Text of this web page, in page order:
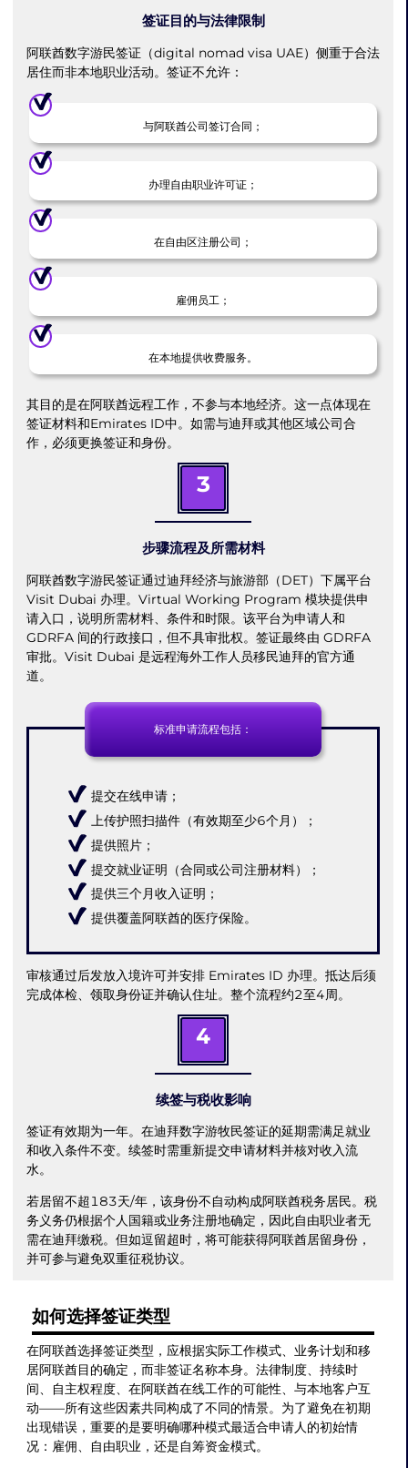
签证目的与法律限制
阿联酋数字游民签证（digital nomad visa UAE）侧重于合法
居住而非本地职业活动。签证不允许：
与阿联酋公司签订合同；
办理自由职业许可证；
在自由区注册公司；
雇佣员工；
在本地提供收费服务。
其目的是在阿联酋远程工作，不参与本地经济。这一点体现在
签证材料和Emirates ID中。如需与迪拜或其他区域公司合
作，必须更换签证和身份。
3
步骤流程及所需材料
阿联酋数字游民签证通过迪拜经济与旅游部（DET）下属平台
Visit Dubai 办理。Virtual Working Program 模块提供申
请入口，说明所需材料、条件和时限。该平台为申请人和
GDRFA 间的行政接口，但不具审批权。签证最终由 GDRFA
审批。Visit Dubai 是远程海外工作人员移民迪拜的官方通
道。
标准申请流程包括：
提交在线申请；
上传护照扫描件（有效期至少6个月）；
提供照片；
提交就业证明（合同或公司注册材料）；
提供三个月收入证明；
提供覆盖阿联酋的医疗保险。
审核通过后发放入境许可并安排 Emirates ID 办理。抵达后须
完成体检、领取身份证并确认住址。整个流程约2至4周。
4
续签与税收影响
签证有效期为一年。在迪拜数字游牧民签证的延期需满足就业
和收入条件不变。续签时需重新提交申请材料并核对收入流
水。
若居留不超183天/年，该身份不自动构成阿联酋税务居民。税
务义务仍根据个人国籍或业务注册地确定，因此自由职业者无
需在迪拜缴税。但如逗留超时，将可能获得阿联酋居留身份，
并可参与避免双重征税协议。
如何选择签证类型
在阿联酋选择签证类型，应根据实际工作模式、业务计划和移
居阿联酋目的确定，而非签证名称本身。法律制度、持续时
间、自主权程度、在阿联酋在线工作的可能性、与本地客户互
动——所有这些因素共同构成了不同的情景。为了避免在初期
出现错误，重要的是要明确哪种模式最适合申请人的初始情
况：雇佣、自由职业，还是自筹资金模式。